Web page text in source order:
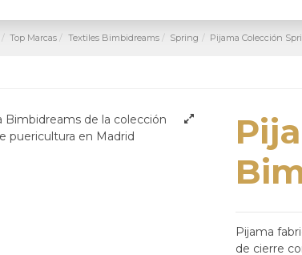
Top Marcas Textiles Bimbidreams Spring Pijama Colección
Pijama
de cierre